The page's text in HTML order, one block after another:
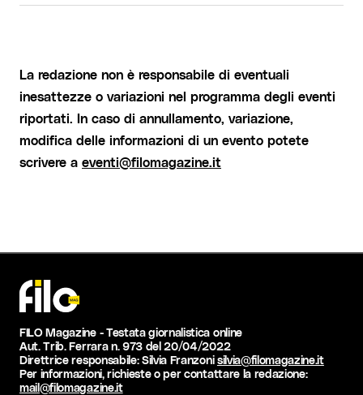
La redazione non è responsabile di eventuali
inesattezze o variazioni nel programma degli eventi
riportati. In caso di annullamento, variazione,
modifica delle informazioni di un evento potete
scrivere a eventi@filomagazine.it
FILO Magazine - Testata giornalistica online
Aut. Trib. Ferrara n. 973 del 20/04/2022
Direttrice responsabile: Silvia Franzonisilvia@filomagazine.it
Per informazioni, richieste o per contattare la redazione:
mail@filomagazine.it